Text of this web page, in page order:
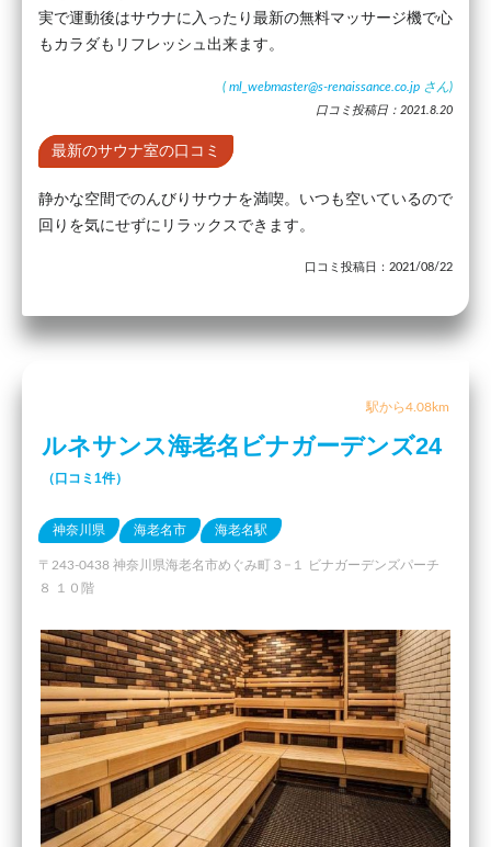
実で運動後はサウナに入ったり最新の無料マッサージ機で心
もカラダもリフレッシュ出来ます。
( ml_webmaster@s-renaissance.co.jp さん)
口コミ投稿日：2021.8.20
最新のサウナ室の口コミ
静かな空間でのんびりサウナを満喫。いつも空いているので
回りを気にせずにリラックスできます。
口コミ投稿日：2021/08/22
駅から4.08km
ルネサンス海老名ビナガーデンズ24
（口コミ1件）
神奈川県 海老名市 海老名駅
〒243-0438 神奈川県海老名市めぐみ町３−１ ビナガーデンズパーチ
８ １０階